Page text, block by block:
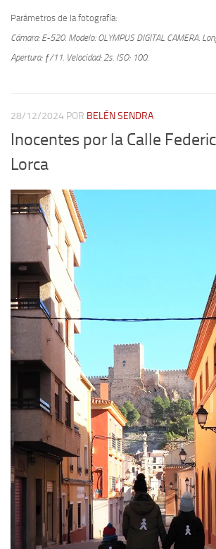
Parámetros de la fotografía:
Cámara: E-520. Modelo: OLYMPUS DIGITAL CAMERA.
Apertura: ƒ/11. Velocidad: 2s. ISO: 100.
28/12/2024 POR BELÉN SENDRA
Inocentes por la Calle
Lorca